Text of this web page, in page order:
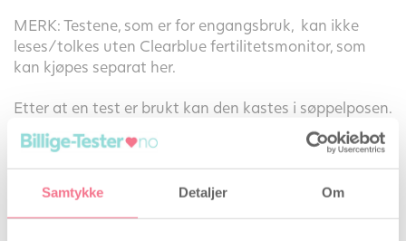
Samtykke Detaljer Om
MERK: Testene, som er for engangsbruk, kan ikke
leses/tolkes uten Clearblue fertilitetsmonitor, som
kan kjøpes separat her.
Etter at en test er brukt kan den kastes i søppelposen.
Den digitale delen skal gjennvinnes som elektronisk
avfall i forhold til lokale bestemmelser.